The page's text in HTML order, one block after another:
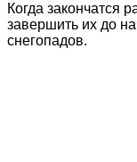
Когда закончатся
завершить их до
снегопадов.